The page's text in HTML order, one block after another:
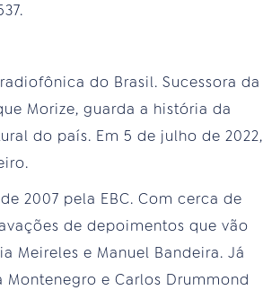
do Brasil. Sucessora da
Morize, guarda a história da
do país. Em 5 de julho de 2022,
2007 pela EBC. Com cerca de
de depoimentos que vão
Meireles e Manuel Bandeira. Já
e Carlos Drummond